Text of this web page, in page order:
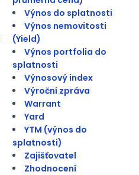
Výnos do splatnosti
Výnos nemovitosti
(Yield)
Výnos portfolia do
splatnosti
Výnosový index
Výroční zpráva
Warrant
Yard
YTM (výnos do
splatnosti)
Zajišťovatel
Zhodnocení